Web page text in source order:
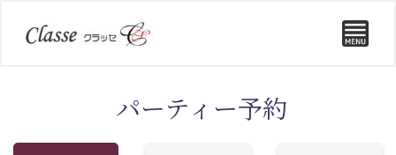
パーティー予約